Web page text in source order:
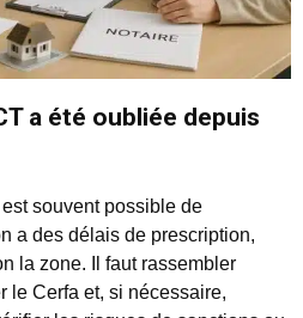
a été oubliée depuis
souvent possible de
a des délais de prescription,
la zone. Il faut rassembler
le Cerfa et, si nécessaire,